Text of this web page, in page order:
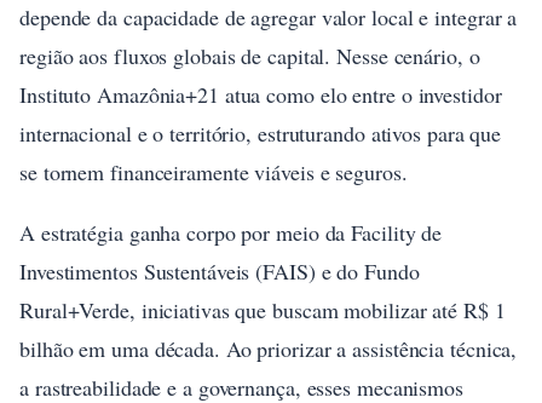
depende da capacidade de agregar valor local e integrar a
região aos fluxos globais de capital. Nesse cenário, o
Instituto Amazônia+21 atua como elo entre o investidor
internacional e o território, estruturando ativos para que
se tornem financeiramente viáveis e seguros.
A estratégia ganha corpo por meio da Facility de
Investimentos Sustentáveis (FAIS) e do Fundo
Rural+Verde, iniciativas que buscam mobilizar até R$ 1
bilhão em uma década. Ao priorizar a assistência técnica,
a rastreabilidade e a governança, esses mecanismos